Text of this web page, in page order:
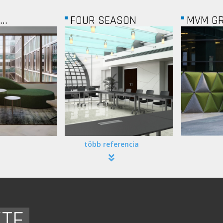
MVM GROUP
több referencia